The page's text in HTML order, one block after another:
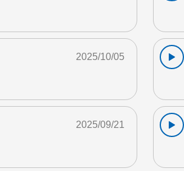
2025/10/05
2025/09/21